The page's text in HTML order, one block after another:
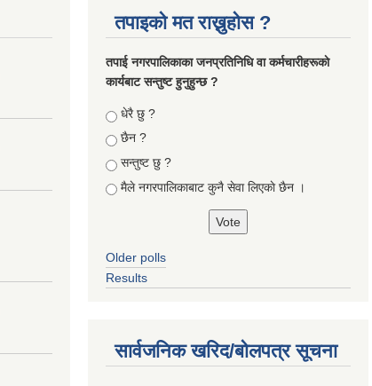
तपाइको मत राख्नुहोस ?
तपा‌ई नगरपालिकाका जनप्रतिनिधि वा कर्मचारीहरूकाे
कार्यबाट सन्तुष्ट हुनुहुन्छ ?
Choices
धेरै छु ?
छैन ?
सन्तुष्ट छु ?
मैले नगरपालिकाबाट कुनै सेवा लिएकाे छैन ।
Older polls
Results
सार्वजनिक खरिद/बोलपत्र सूचना